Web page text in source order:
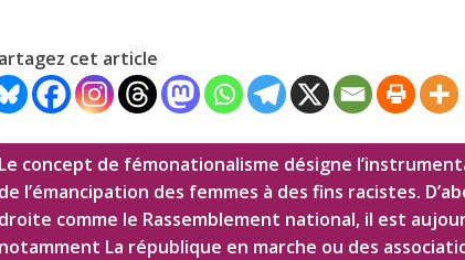
cet article
Le concept de fémonationalisme désigne
de l’émancipation des femmes à des fins racistes.
droite comme le Rassemblement national, il est
notamment La république en marche ou des